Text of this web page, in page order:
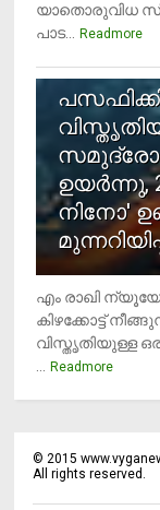
യാതൊരുവിധ
പാട...
Readmore
ഉയര്‍ന്നു,
നിനോ'
എം രാഖി
കിഴക്കോട്ട്
വിസ്തൃതിയുള്ള
Readmore
©2015
All rights reserved.